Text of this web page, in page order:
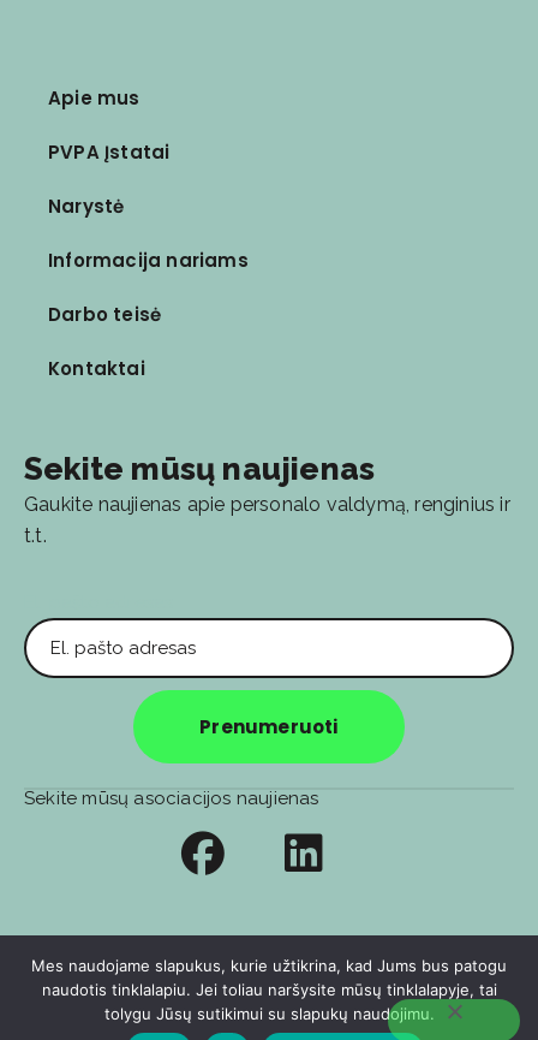
Apie mus
PVPA Įstatai
Narystė
Informacija nariams
Darbo teisė
Kontaktai
Sekite mūsų naujienas
Gaukite naujienas apie personalo valdymą, renginius ir
t.t.
Prenumeruoti
Privatumo politika Soc. tinklų privatumo politika
🧑‍💻️ E-sprendimas: Berta&Agency
Sekite mūsų asociacijos naujienas
Mes naudojame slapukus, kurie užtikrina, kad Jums bus patogu
naudotis tinklalapiu. Jei toliau naršysite mūsų tinklalapyje, tai
tolygu Jūsų sutikimui su slapukų naudojimu.